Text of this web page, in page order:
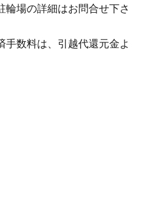
場の詳細はお問合せ下さ
数料は、引越代還元金よ